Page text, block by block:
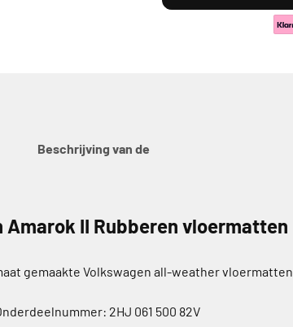
Beschrijving van de
Amarok II Rubberen vloermatten
gemaakte Volkswagen all-weather vloermatten
2HJ 061 500 82V